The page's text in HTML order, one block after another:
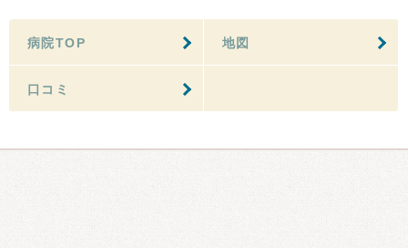
病院TOP 地図
口コミ